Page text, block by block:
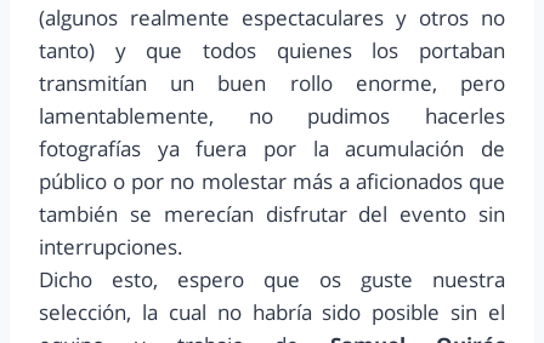
(algunos realmente espectaculares y otros no
tanto) y que todos quienes los portaban
transmitían un buen rollo enorme, pero
lamentablemente, no pudimos hacerles
fotografías ya fuera por la acumulación de
público o por no molestar más a aficionados que
también se merecían disfrutar del evento sin
interrupciones.
Dicho esto, espero que os guste nuestra
selección, la cual no habría sido posible sin el